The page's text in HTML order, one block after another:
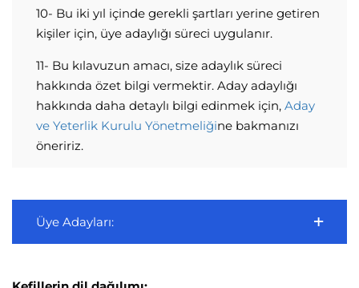
10- Bu iki yıl içinde gerekli şartları yerine getiren
kişiler için, üye adaylığı süreci uygulanır.
11- Bu kılavuzun amacı, size adaylık süreci
hakkında özet bilgi vermektir. Aday adaylığı
hakkında daha detaylı bilgi edinmek için, Aday
ve Yeterlik Kurulu Yönetmeliğine bakmanızı
öneririz.
Üye Adayları: